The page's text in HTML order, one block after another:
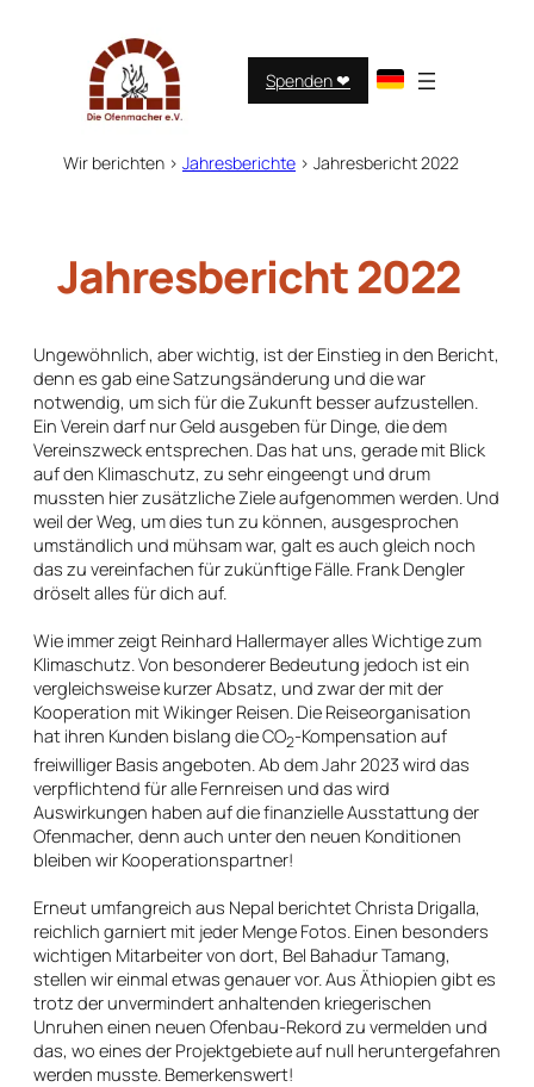
Spenden ❤︎
Wir berichten > Jahresberichte > Jahresbericht 2022
Jahresbericht 2022
Ungewöhnlich, aber wichtig, ist der Einstieg in den Bericht,
denn es gab eine Satzungsänderung und die war
notwendig, um sich für die Zukunft besser aufzustellen.
Ein Verein darf nur Geld ausgeben für Dinge, die dem
Vereinszweck entsprechen. Das hat uns, gerade mit Blick
auf den Klimaschutz, zu sehr eingeengt und drum
mussten hier zusätzliche Ziele aufgenommen werden. Und
weil der Weg, um dies tun zu können, ausgesprochen
umständlich und mühsam war, galt es auch gleich noch
das zu vereinfachen für zukünftige Fälle. Frank Dengler
dröselt alles für dich auf.
Wie immer zeigt Reinhard Hallermayer alles Wichtige zum
Klimaschutz. Von besonderer Bedeutung jedoch ist ein
vergleichsweise kurzer Absatz, und zwar der mit der
Kooperation mit Wikinger Reisen. Die Reiseorganisation
hat ihren Kunden bislang die CO2-Kompensation auf
freiwilliger Basis angeboten. Ab dem Jahr 2023 wird das
verpflichtend für alle Fernreisen und das wird
Auswirkungen haben auf die finanzielle Ausstattung der
Ofenmacher, denn auch unter den neuen Konditionen
bleiben wir Kooperationspartner!
Erneut umfangreich aus Nepal berichtet Christa Drigalla,
reichlich garniert mit jeder Menge Fotos. Einen besonders
wichtigen Mitarbeiter von dort, Bel Bahadur Tamang,
stellen wir einmal etwas genauer vor. Aus Äthiopien gibt es
trotz der unvermindert anhaltenden kriegerischen
Unruhen einen neuen Ofenbau-Rekord zu vermelden und
das, wo eines der Projektgebiete auf null heruntergefahren
werden musste. Bemerkenswert!